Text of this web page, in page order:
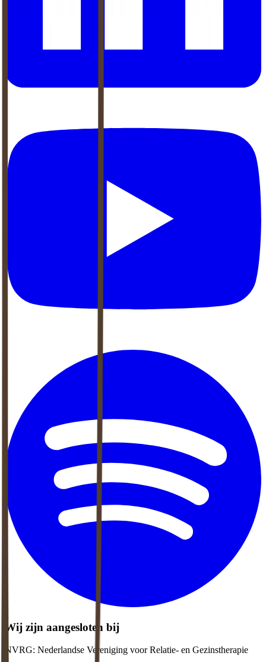
Wij zijn aangesloten bij
NVRG: Nederlandse Vereniging voor Relatie- en Gezinstherapie